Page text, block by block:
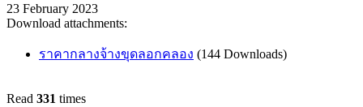
23 February 2023
Download attachments:
ราคากลางจ้างขุดลอกคลอง (144 Downloads)
Read 331 times